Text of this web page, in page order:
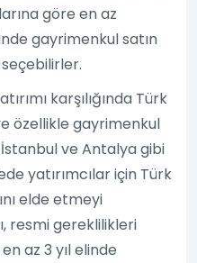
göre en az
gayrimenkul satın
karşılığında Türk
özellikle gayrimenkul
ve Antalya gibi
yatırımcılar için Türk
elde etmeyi
resmi gereklilikleri
az 3 yıl elinde